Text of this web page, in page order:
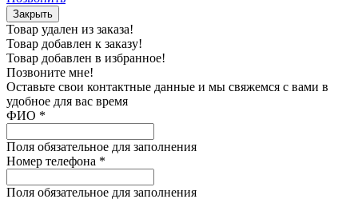
Закрыть
Товар удален из заказа!
Товар добавлен к заказу!
Товар добавлен в избранное!
Позвоните мне!
Оставьте свои контактные данные и мы свяжемся с вами в
удобное для вас время
ФИО *
Поля обязательное для заполнения
Номер телефона *
Поля обязательное для заполнения